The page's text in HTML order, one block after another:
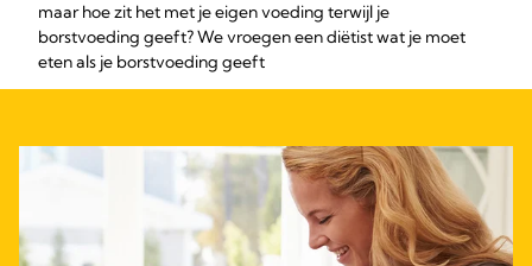
maar hoe zit het met je eigen voeding terwijl je
borstvoeding geeft? We vroegen een diëtist wat je moet
eten als je borstvoeding geeft